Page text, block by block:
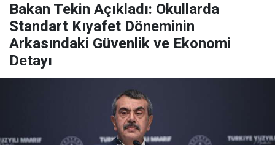
Bakan Tekin Açıkladı: Okullarda
Standart Kıyafet Döneminin
Arkasındaki Güvenlik ve Ekonomi
Detayı